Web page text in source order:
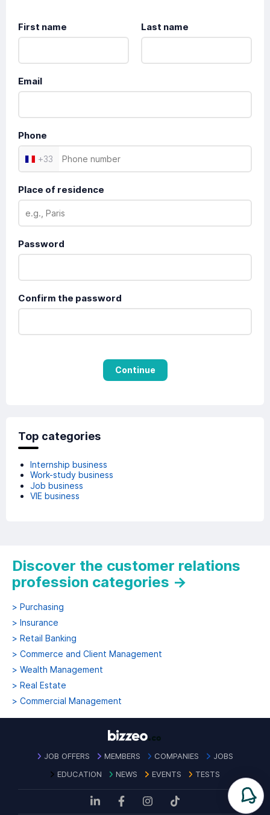
First name Last name
Email
Phone
+33
Place of residence
Password
Confirm the password
Continue
Top categories
Internship business
Work-study business
Job business
VIE business
Discover the customer relations
profession categories →
> Purchasing
> Insurance
> Retail Banking
> Commerce and Client Management
> Wealth Management
> Real Estate
> Commercial Management
JOB OFFERS MEMBERS COMPANIES
JOBS
EDUCATION
NEWS EVENTS TESTS